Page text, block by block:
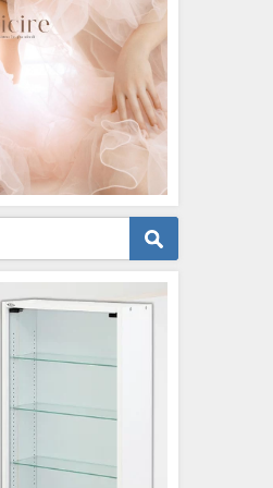
【メイキング】（2023年07
日） | ヤンジャンTV【集英
ングジャンプ公式】さんよ
07/06/2023